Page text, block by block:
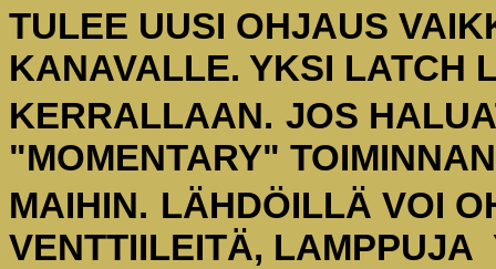
TULEE UUSI OHJAUS
KANAVALLE. YKSI LATCH
KERRALLAAN. JOS
"MOMENTARY"
MAIHIN. LÄHDÖILLÄ VOI
VENTTIILEITÄ, LAMPPUJA